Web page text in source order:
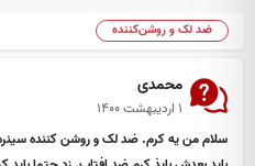
ضد لک و روشن‌کننده
محمدی
۱ اردیبهشت ۱۴۰۰
سلام من یه کرم. ضد لک و روشن کننده